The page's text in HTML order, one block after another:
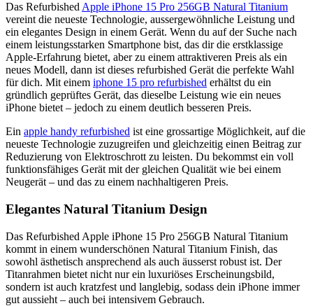
Das Refurbished Apple iPhone 15 Pro 256GB Natural Titanium
vereint die neueste Technologie, aussergewöhnliche Leistung und
ein elegantes Design in einem Gerät. Wenn du auf der Suche nach
einem leistungsstarken Smartphone bist, das dir die erstklassige
Apple-Erfahrung bietet, aber zu einem attraktiveren Preis als ein
neues Modell, dann ist dieses refurbished Gerät die perfekte Wahl
für dich. Mit einem iphone 15 pro refurbished erhältst du ein
gründlich geprüftes Gerät, das dieselbe Leistung wie ein neues
iPhone bietet – jedoch zu einem deutlich besseren Preis.
Ein apple handy refurbished ist eine grossartige Möglichkeit, auf die
neueste Technologie zuzugreifen und gleichzeitig einen Beitrag zur
Reduzierung von Elektroschrott zu leisten. Du bekommst ein voll
funktionsfähiges Gerät mit der gleichen Qualität wie bei einem
Neugerät – und das zu einem nachhaltigeren Preis.
Elegantes Natural Titanium Design
Das Refurbished Apple iPhone 15 Pro 256GB Natural Titanium
kommt in einem wunderschönen Natural Titanium Finish, das
sowohl ästhetisch ansprechend als auch äusserst robust ist. Der
Titanrahmen bietet nicht nur ein luxuriöses Erscheinungsbild,
sondern ist auch kratzfest und langlebig, sodass dein iPhone immer
gut aussieht – auch bei intensivem Gebrauch.